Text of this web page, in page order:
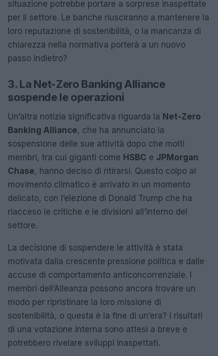
situazione potrebbe portare a sorprese inaspettate
per il settore. Le banche riusciranno a mantenere la
loro reputazione di sostenibilità, o la mancanza di
chiarezza nella normativa porterà a un nuovo
passo indietro?
3. La Net-Zero Banking Alliance
sospende le operazioni
Un’altra notizia significativa riguarda la Net-Zero
Banking Alliance, che ha annunciato la
sospensione delle sue attività dopo che molti
membri, tra cui giganti come HSBC e JPMorgan
Chase, hanno deciso di ritirarsi. Questo colpo al
movimento climatico è arrivato in un momento
delicato, con l’elezione di Donald Trump che ha
riacceso le critiche e le divisioni all’interno del
settore.
La decisione di sospendere le attività è stata
motivata dalla crescente pressione politica e dalle
accuse di comportamento anticoncorrenziale. I
membri dell’Alleanza possono ancora trovare un
modo per ripristinare la loro missione di
sostenibilità, o questa è la fine di un’era? I risultati
di una votazione interna sono attesi a breve e
potrebbero rivelare sviluppi inaspettati.